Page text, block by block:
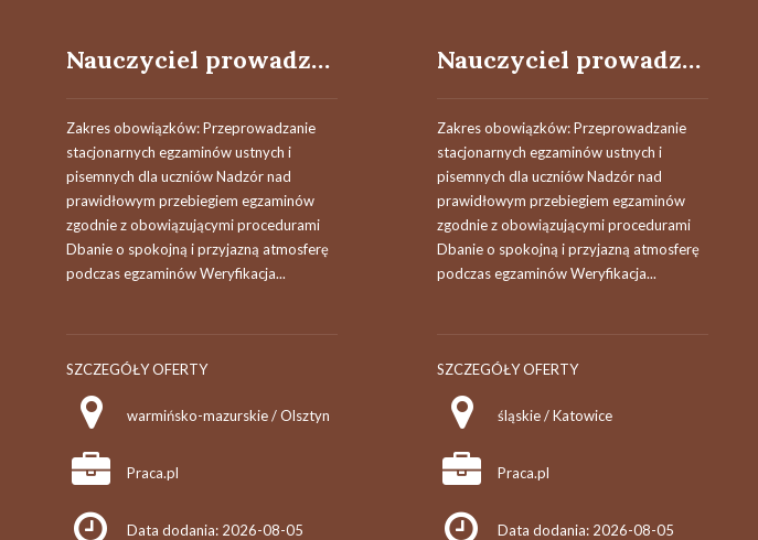
Nauczyciel prowadzący / Nauczycielka prowadząca egzaminy
Zakres obowiązków: Przeprowadzanie
stacjonarnych egzaminów ustnych i
pisemnych dla uczniów Nadzór nad
prawidłowym przebiegiem egzaminów
zgodnie z obowiązującymi procedurami
Dbanie o spokojną i przyjazną atmosferę
podczas egzaminów Weryfikacja...
SZCZEGÓŁY OFERTY
warmińsko-mazurskie / Olsztyn
Praca.pl
Data dodania: 2026-08-05
Nauczyciel prowadzący / Nauczycielka prowadząca egzaminy
Zakres obowiązków: Przeprowadzanie
stacjonarnych egzaminów ustnych i
pisemnych dla uczniów Nadzór nad
prawidłowym przebiegiem egzaminów
zgodnie z obowiązującymi procedurami
Dbanie o spokojną i przyjazną atmosferę
podczas egzaminów Weryfikacja...
SZCZEGÓŁY OFERTY
śląskie / Katowice
Praca.pl
Data dodania: 2026-08-05